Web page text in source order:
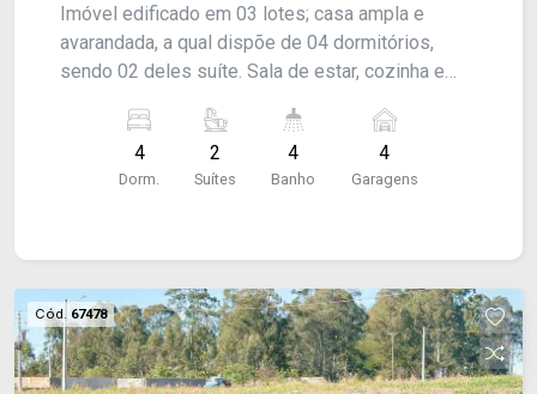
Imóvel edificado em 03 lotes; casa ampla e
avarandada, a qual dispõe de 04 dormitórios,
sendo 02 deles suíte. Sala de estar, cozinha e
gramado com árvores frutíferas. Acabamento:
Laje, ardósia, piso frio e azulejos. CONSULTE-
4
Dorm.
2
Suítes
4
Banho
4
Garagens
Cód. 67478